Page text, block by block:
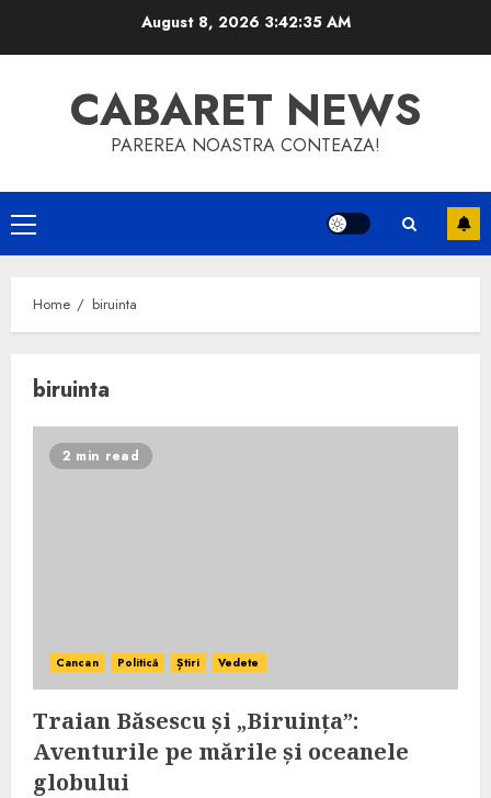
August 8, 2026 3:42:35 AM
CABARET NEWS
PAREREA NOASTRA CONTEAZA!
Primary
Menu
Home biruinta
biruinta
2 min read
Cancan Politică Știri Vedete
Traian Băsescu și „Biruința”:
Aventurile pe mările și oceanele
globului